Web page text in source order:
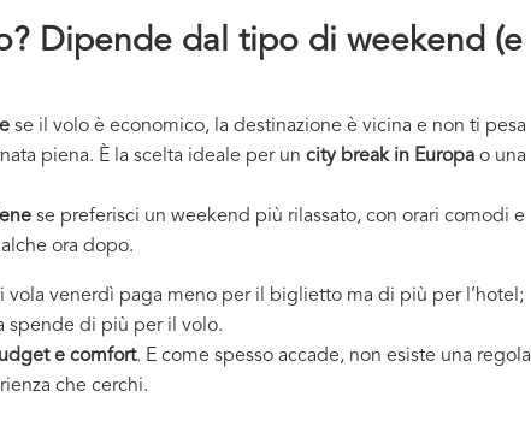
Dipende dal tipo di weekend (e
se il volo è economico, la destinazione è vicina e non ti pesa
piena. È la scelta ideale per un city break in Europa o una
se preferisci un weekend più rilassato, con orari comodi e
ora dopo.
vola venerdì paga meno per il biglietto ma di più per l’hotel;
spende di più per il volo.
e comfort. E come spesso accade, non esiste una regola
che cerchi.